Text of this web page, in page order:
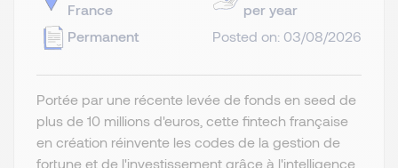
France
Permanent
per year
Posted on: 03/08/2026
Portée par une récente levée de fonds en seed de
plus de 10 millions d'euros, cette fintech française
en création réinvente les codes de la gestion de
fortune et de l'investissement grâce à l'intelligence